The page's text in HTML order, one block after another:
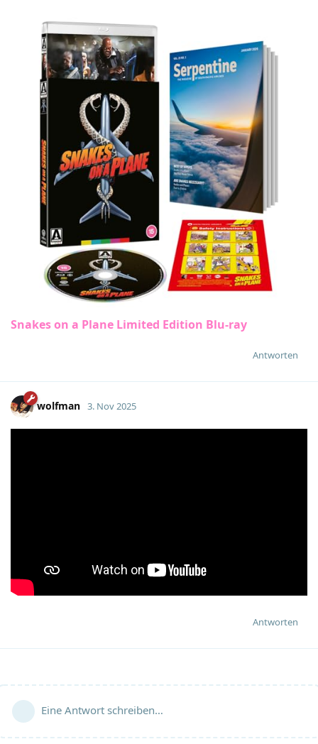
Snakes on a Plane Limited Edition Blu-ray
Antworten
wolfman 3. Nov 2025
Antworten
Eine Antwort schreiben…